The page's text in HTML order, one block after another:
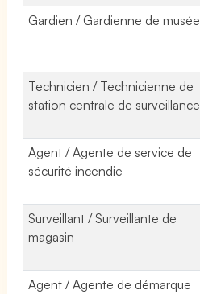
Gardien / Gardienne de musée
Technicien / Technicienne de
station centrale de surveillance
Agent / Agente de service de
sécurité incendie
Surveillant / Surveillante de
magasin
Agent / Agente de démarque